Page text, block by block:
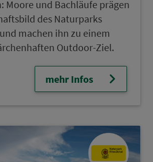
Moore und Bachläufe prägen
des Naturparks
machen ihn zu einem
Outdoor-Ziel.
mehr Infos